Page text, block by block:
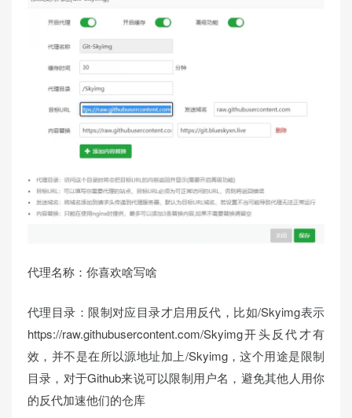
代理名称：你喜欢啥写啥
代理目录：限制对应目录才启用反代，比如/Skyimg表示
https://raw.githubusercontent.com/Skyimg开头反代才有
效，并不是在所以源地址加上/Skyimg，这个用途是限制
目录，对于Github来说可以限制用户名，避免其他人用你
的反代加速他们的仓库